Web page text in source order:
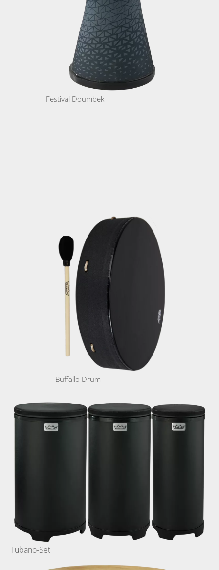
Festival Doumbek
Buffallo Drum
Tubano-Set